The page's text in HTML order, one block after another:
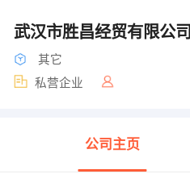
武汉市胜昌经贸有限公司
其它
私营企业
公司主页